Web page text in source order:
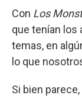
Con Los
que tenían los
temas, en
lo que
Si bien